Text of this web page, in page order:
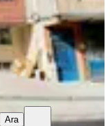
07.08.2026
Ara